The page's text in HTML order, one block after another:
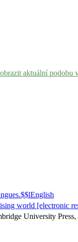
aktuální podobu
world [electronic
University Press,